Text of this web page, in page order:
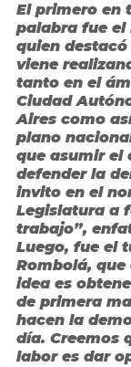
El primero en
palabra fue el
quien
viene
tanto en el
Ciudad
Aires como
plano
que asumir el
defender la
invito en el
Legislatura a
trabajo”,
Luego, fue el
Rombolá,
idea es
de primera
hacen la
día. Creemos
labor es dar